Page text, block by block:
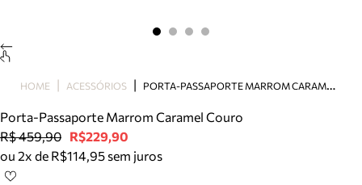
Bolsa
Tamanco
Tênis
Mule
HOME ACESSÓRIOS P
ORTA-PASSAPORTE MARROM CARAMEL COURO
Porta-Passaporte Marrom Caramel Couro
R$ 459,90 R$229,90
ou 2x de R$114,95 sem juros